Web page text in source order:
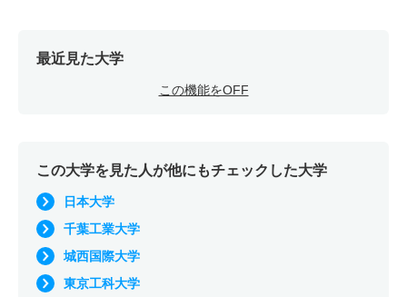
最近見た大学
この機能をOFF
この大学を見た人が他にもチェックした大学
日本大学
千葉工業大学
城西国際大学
東京工科大学